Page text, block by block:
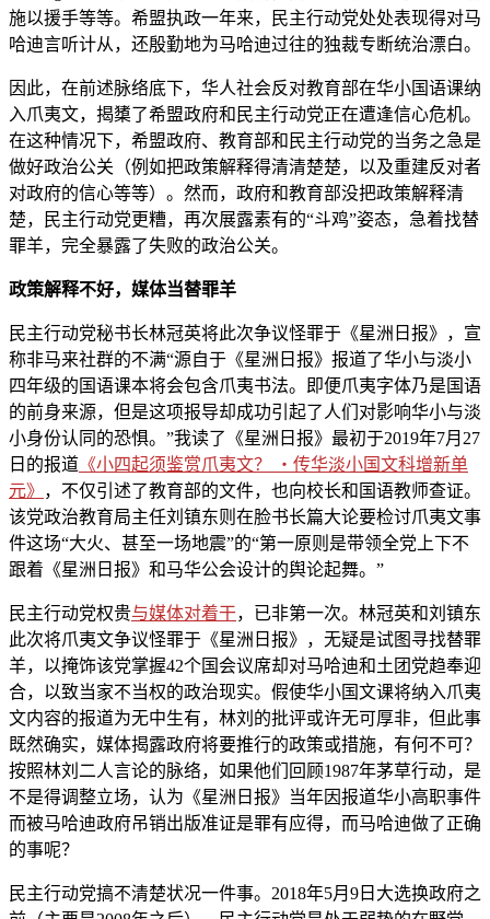
施以援手等等。希盟执政一年来，民主行动党处处表现得对马
哈迪言听计从，还殷勤地为马哈迪过往的独裁专断统治漂白。
因此，在前述脉络底下，华人社会反对教育部在华小国语课纳
入爪夷文，揭橥了希盟政府和民主行动党正在遭逢信心危机。
在这种情况下，希盟政府、教育部和民主行动党的当务之急是
做好政治公关（例如把政策解释得清清楚楚，以及重建反对者
对政府的信心等等）。然而，政府和教育部没把政策解释清
楚，民主行动党更糟，再次展露素有的“斗鸡”姿态，急着找替
罪羊，完全暴露了失败的政治公关。
政策解释不好，媒体当替罪羊
民主行动党秘书长林冠英将此次争议怪罪于《星洲日报》，宣
称非马来社群的不满“源自于《星洲日报》报道了华小与淡小
四年级的国语课本将会包含爪夷书法。即便爪夷字体乃是国语
的前身来源，但是这项报导却成功引起了人们对影响华小与淡
小身份认同的恐惧。”我读了《星洲日报》最初于2019年7月27
日的报道 《小四起须鉴赏爪夷文？ ‧传华淡小国文科增新单
元》 ，不仅引述了教育部的文件，也向校长和国语教师查证。
该党政治教育局主任刘镇东则在脸书长篇大论要检讨爪夷文事
件这场“大火、甚至一场地震”的“第一原则是带领全党上下不
跟着《星洲日报》和马华公会设计的舆论起舞。”
民主行动党权贵与媒体对着干，已非第一次。林冠英和刘镇东
此次将爪夷文争议怪罪于《星洲日报》，无疑是试图寻找替罪
羊，以掩饰该党掌握42个国会议席却对马哈迪和土团党趋奉迎
合，以致当家不当权的政治现实。假使华小国文课将纳入爪夷
文内容的报道为无中生有，林刘的批评或许无可厚非，但此事
既然确实，媒体揭露政府将要推行的政策或措施，有何不可？
按照林刘二人言论的脉络，如果他们回顾1987年茅草行动，是
不是得调整立场，认为《星洲日报》当年因报道华小高职事件
而被马哈迪政府吊销出版准证是罪有应得，而马哈迪做了正确
的事呢？
民主行动党搞不清楚状况一件事。2018年5月9日大选换政府之